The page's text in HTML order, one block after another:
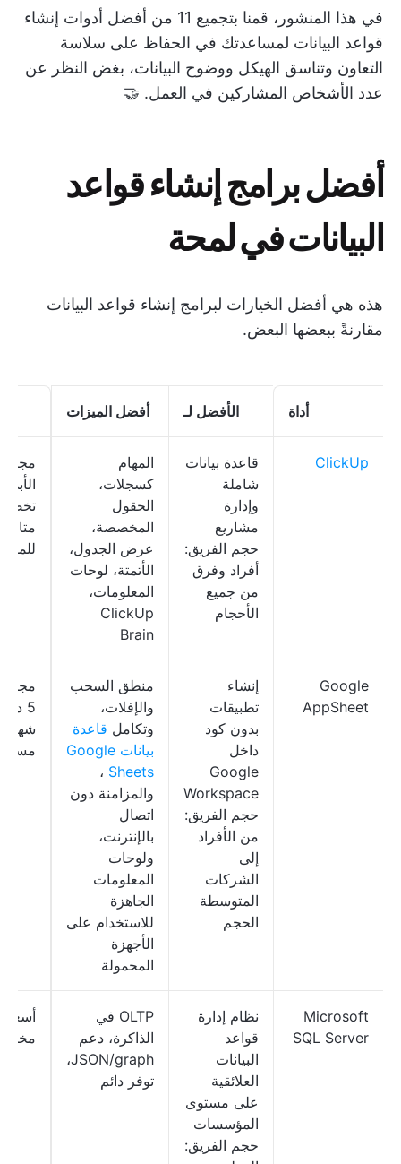
في هذا المنشور، قمنا بتجميع 11 من أفضل أدوات إنشاء
قواعد البيانات لمساعدتك في الحفاظ على سلاسة
التعاون وتناسق الهيكل ووضوح البيانات، بغض النظر عن
عدد الأشخاص المشاركين في العمل. 🤝
أفضل برامج إنشاء قواعد
البيانات في لمحة
هذه هي أفضل الخيارات لبرامج إنشاء قواعد البيانات
مقارنةً ببعضها البعض.
أداة الأفضل لـ أفضل الميزات
ClickUp
قاعدة بيانات
شاملة
وإدارة
مشاريع
حجم الفريق:
أفراد وفرق
من جميع
الأحجام
المهام
كسجلات،
الحقول
المخصصة،
عرض الجدول،
الأتمتة، لوحات
المعلومات،
ClickUp
Brain
الأبد؛
متاحة
Google
AppSheet
إنشاء
تطبيقات
بدون كود
داخل
Google
Workspace
حجم الفريق:
من الأفراد
إلى
الشركات
المتوسطة
الحجم
منطق السحب
والإفلات،
وتكامل قاعدة
بيانات Google
Sheets ،
والمزامنة دون
اتصال
بالإنترنت،
ولوحات
المعلومات
الجاهزة
للاستخدام على
الأجهزة
المحمولة
5
Microsoft
SQL Server
نظام إدارة
قواعد
البيانات
العلائقية
على مستوى
المؤسسات
حجم الفريق:
OLTP في
الذاكرة، دعم
JSON/graph،
توفر دائم
أسعار